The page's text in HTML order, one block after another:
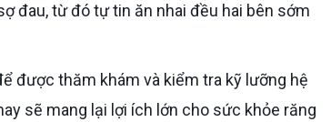
đau, từ đó tự tin ăn nhai đều hai bên sớm
sẽ mang lại lợi ích lớn cho sức khỏe răng